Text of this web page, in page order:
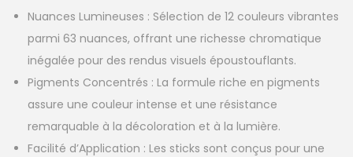
Nuances Lumineuses : Sélection de 12 couleurs vibrantes
parmi 63 nuances, offrant une richesse chromatique
inégalée pour des rendus visuels époustouflants.
Pigments Concentrés : La formule riche en pigments
assure une couleur intense et une résistance
remarquable à la décoloration et à la lumière.
Facilité d’Application : Les sticks sont conçus pour une